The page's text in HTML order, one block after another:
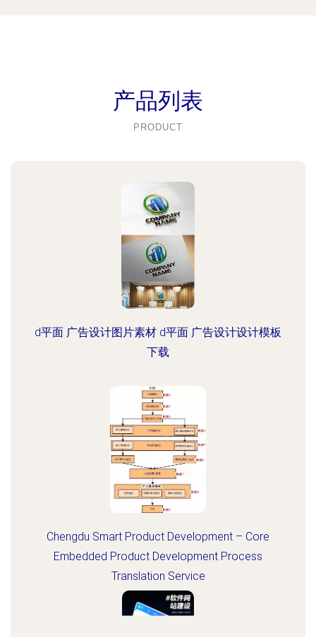
产品列表
PRODUCT
d平面 广告设计图片素材 d平面 广告设计设计模板
下载
Chengdu Smart Product Development – Core
Embedded Product Development Process
Translation Service